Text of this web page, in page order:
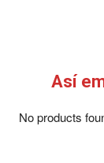
Así
No products